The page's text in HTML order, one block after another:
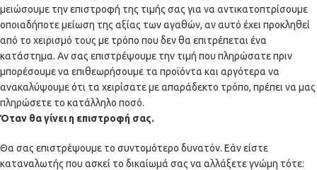
μειώσουμε την επιστροφή της τιμής σας για να αντικατοπτρίσουμε
οποιαδήποτε μείωση της αξίας των αγαθών, αν αυτό έχει προκληθεί
από το χειρισμό τους με τρόπο που δεν θα επιτρέπεται ένα
κατάστημα. Αν σας επιστρέψουμε την τιμή που πληρώσατε πριν
μπορέσουμε να επιθεωρήσουμε τα προϊόντα και αργότερα να
ανακαλύψουμε ότι τα χειρίσατε με απαράδεκτο τρόπο, πρέπει να μας
πληρώσετε το κατάλληλο ποσό.
Όταν θα γίνει η επιστροφή σας.
Θα σας επιστρέψουμε το συντομότερο δυνατόν. Εάν είστε
καταναλωτής που ασκεί το δικαίωμά σας να αλλάξετε γνώμη τότε: